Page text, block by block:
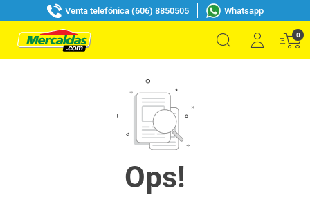
Venta telefónica (606) 8850505 Whatsapp
0